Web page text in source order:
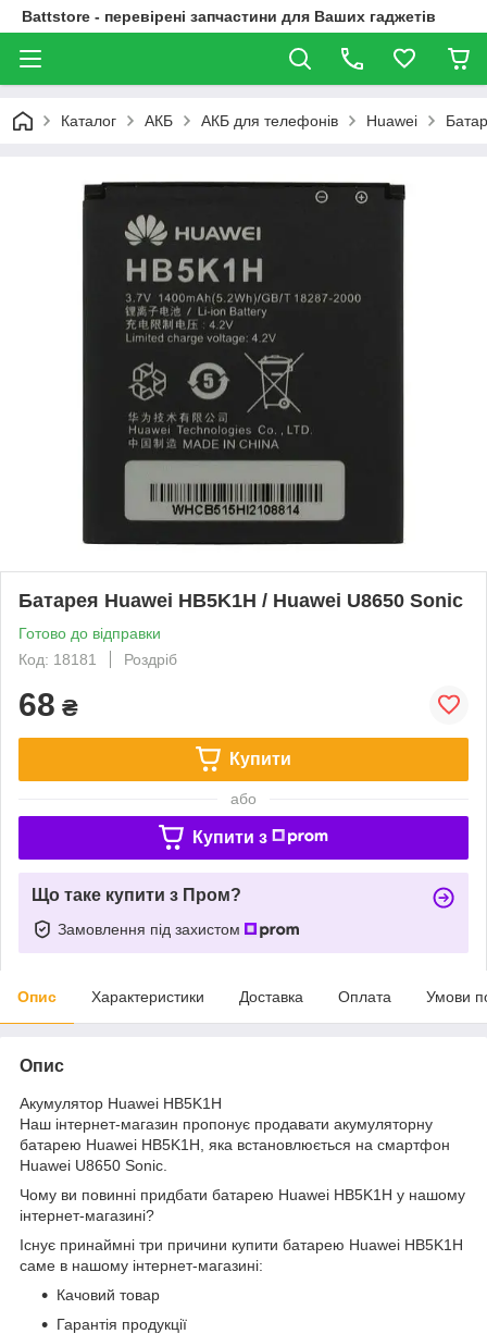
Battstore - перевірені запчастини для Ваших гаджетів
Каталог АКБ АКБ для телефонів Huawei
Батарея Huawei HB5K1H / Huawei U8650 Sonic
Готово до відправки
Код: 18181
Роздріб
68 ₴
Купити
або
Купити з
Що таке купити з Пром?
Замовлення під захистом
Опис Характеристики Доставка Оплата Умови
Опис
Акумулятор Huawei HB5K1H
Наш інтернет-магазин пропонує продавати акумуляторну
батарею Huawei HB5K1H, яка встановлюється на смартфон
Huawei U8650 Sonic.
Чому ви повинні придбати батарею Huawei HB5K1H у нашому
інтернет-магазині?
Існує принаймні три причини купити батарею Huawei HB5K1H
саме в нашому інтернет-магазині:
Качовий товар
Гарантія продукції